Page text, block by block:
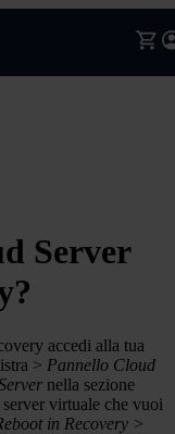
Server
accedi alla tua
> Pannello Cloud
nella sezione
virtuale che vuoi
in Recovery >